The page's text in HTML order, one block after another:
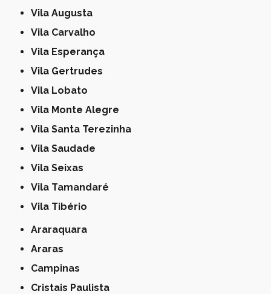
Vila Augusta
Vila Carvalho
Vila Esperança
Vila Gertrudes
Vila Lobato
Vila Monte Alegre
Vila Santa Terezinha
Vila Saudade
Vila Seixas
Vila Tamandaré
Vila Tibério
Araraquara
Araras
Campinas
Cristais Paulista